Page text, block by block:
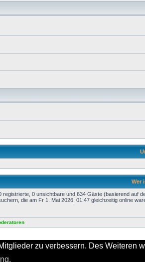
zu verbessern. Des Weiteren
Wer
registrierte, 0 unsichtbare und 634 Gäste (basierend auf
die am Fr 1. Mai 2026, 01:47 gleichzeitig online
Powered by Board3 Portal
© 2009 - 2011